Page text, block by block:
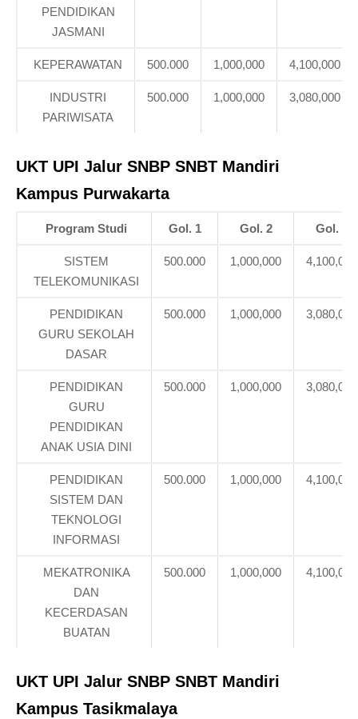
PENDIDIKAN
JASMANI
KEPERAWATAN 500.000 1,000,000 4,100,000
INDUSTRI
PARIWISATA
500.000 1,000,000 3,080,000
UKT UPI Jalur SNBP SNBT Mandiri
Kampus Purwakarta
Program Studi Gol. 1 Gol. 2 Gol. 3
SISTEM
TELEKOMUNIKASI
500.000 1,000,000 4,100,000
PENDIDIKAN
GURU SEKOLAH
DASAR
500.000 1,000,000 3,080,000
PENDIDIKAN
GURU
PENDIDIKAN
ANAK USIA DINI
500.000 1,000,000 3,080,000
PENDIDIKAN
SISTEM DAN
TEKNOLOGI
INFORMASI
500.000 1,000,000 4,100,000
MEKATRONIKA
DAN
KECERDASAN
BUATAN
500.000 1,000,000 4,100,000
UKT UPI Jalur SNBP SNBT Mandiri
Kampus Tasikmalaya